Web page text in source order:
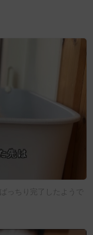
っちり完了したようで